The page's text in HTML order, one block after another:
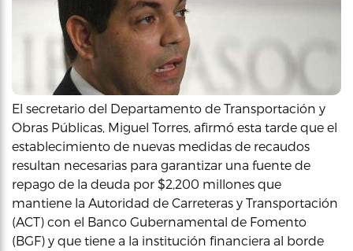
El secretario del Departamento de Transportación y
Obras Públicas, Miguel Torres, afirmó esta tarde que el
establecimiento de nuevas medidas de recaudos
resultan necesarias para garantizar una fuente de
repago de la deuda por $2,200 millones que
mantiene la Autoridad de Carreteras y Transportación
(ACT) con el Banco Gubernamental de Fomento
(BGF) y que tiene a la institución financiera al borde